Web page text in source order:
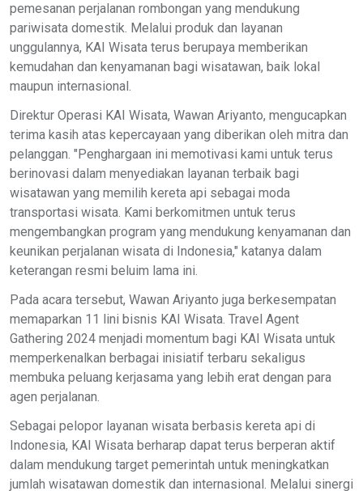
pemesanan perjalanan rombongan yang mendukung
pariwisata domestik. Melalui produk dan layanan
unggulannya, KAI Wisata terus berupaya memberikan
kemudahan dan kenyamanan bagi wisatawan, baik lokal
maupun internasional.
Direktur Operasi KAI Wisata, Wawan Ariyanto, mengucapkan
terima kasih atas kepercayaan yang diberikan oleh mitra dan
pelanggan. "Penghargaan ini memotivasi kami untuk terus
berinovasi dalam menyediakan layanan terbaik bagi
wisatawan yang memilih kereta api sebagai moda
transportasi wisata. Kami berkomitmen untuk terus
mengembangkan program yang mendukung kenyamanan dan
keunikan perjalanan wisata di Indonesia," katanya dalam
keterangan resmi beluim lama ini.
Pada acara tersebut, Wawan Ariyanto juga berkesempatan
memaparkan 11 lini bisnis KAI Wisata. Travel Agent
Gathering 2024 menjadi momentum bagi KAI Wisata untuk
memperkenalkan berbagai inisiatif terbaru sekaligus
membuka peluang kerjasama yang lebih erat dengan para
agen perjalanan.
Sebagai pelopor layanan wisata berbasis kereta api di
Indonesia, KAI Wisata berharap dapat terus berperan aktif
dalam mendukung target pemerintah untuk meningkatkan
jumlah wisatawan domestik dan internasional. Melalui sinergi